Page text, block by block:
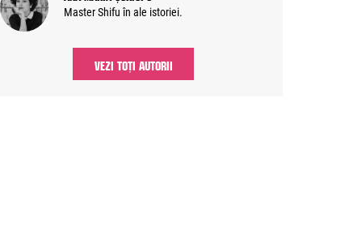
Master Shifu în ale istoriei.
VEZI TOȚI AUTORII